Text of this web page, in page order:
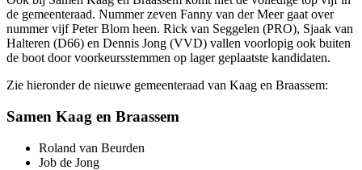
de gemeenteraad. Nummer zeven Fanny van der Meer gaat over
nummer vijf Peter Blom heen. Rick van Seggelen (PRO), Sjaak van
Halteren (D66) en Dennis Jong (VVD) vallen voorlopig ook buiten
de boot door voorkeursstemmen op lager geplaatste kandidaten.
Zie hieronder de nieuwe gemeenteraad van Kaag en Braassem:
Samen Kaag en Braassem
Roland van Beurden
Job de Jong